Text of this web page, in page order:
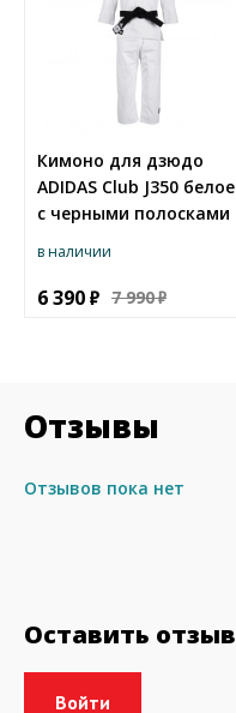
Кимоно для дзюдо
ADIDAS Club J350 белое
с черными полосками
в наличии
6 390 7 990
Отзывы
Отзывов пока нет
Оставить отзыв